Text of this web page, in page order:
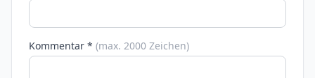
Kommentar * (max. 2000 Zeichen)